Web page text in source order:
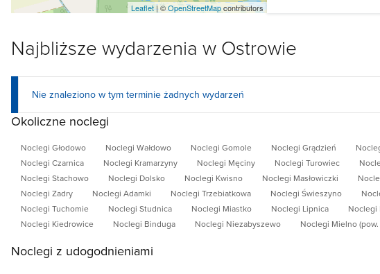
Leaflet| ©OpenStreetMapcontributors
Najbliższe wydarzenia w Ostrowie
Nie znaleziono w tym terminie żadnych wydarzeń
Okoliczne noclegi
Noclegi Głodowo Noclegi Wałdowo Noclegi Gomole Noclegi Grądzień
Noclegi Czarnica
Noclegi Kramarzyny Noclegi Męciny Noclegi Turowiec
Noclegi Stachowo
Noclegi Dolsko Noclegi Kwisno Noclegi Masłowiczki
Noclegi Zadry
Noclegi Adamki Noclegi Trzebiatkowa Noclegi Świeszyno
Noclegi Tuchomie
Noclegi Studnica Noclegi Miastko Noclegi Lipnica Noclegi
Noclegi Kiedrowice
Noclegi Binduga Noclegi Niezabyszewo Noclegi Mielno
Noclegi z udogodnieniami